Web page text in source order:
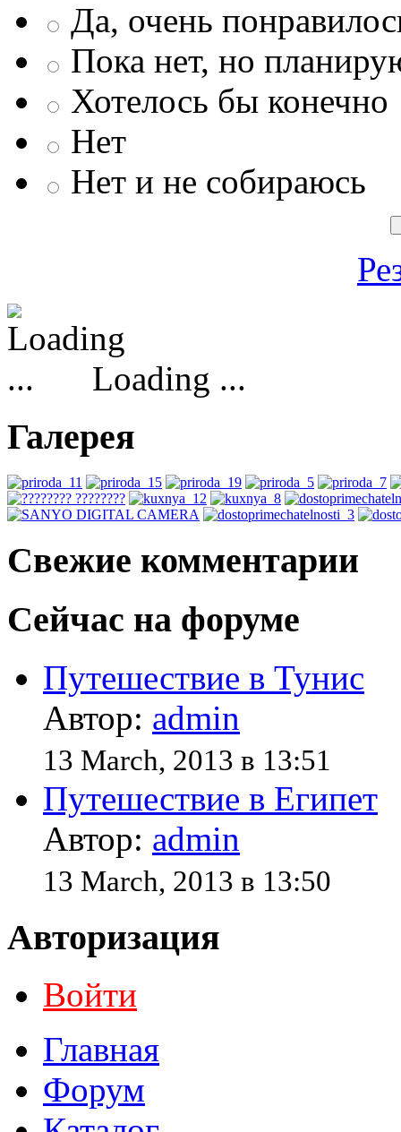
Да, очень
Пока нет, но
Хотелось бы конечно
Нет
Нет и не собираюсь
Loading ...
Галерея
Свежие комментарии
Сейчас на форуме
Путешествие в Тунис
Автор: admin
13 March, 2013 в 13:51
Путешествие в Египет
Автор: admin
13 March, 2013 в 13:50
Авторизация
Войти
Главная
Форум